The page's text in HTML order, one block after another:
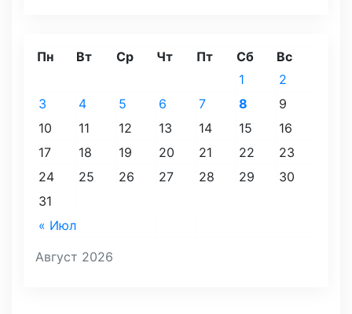
Август 2026
Пн Вт Ср Чт Пт Сб Вс
« Июл
1
2
3
4 5 6 7 8
9
10
11 12 13 14 15
16
17
18 19 20 21 22
23
24
25 26 27 28 29
30
31